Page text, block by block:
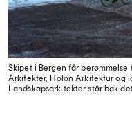
Skipet i Bergen får berømmelse
Arkitekter, Holon Arkitektur og
Landskapsarkitekter står bak